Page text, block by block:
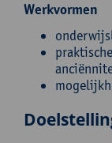
Werkvormen